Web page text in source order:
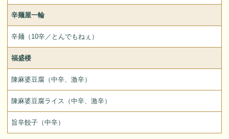
辛麺屋一輪
辛麺（10辛／とんでもねぇ）
福盛楼
陳麻婆豆腐（中辛、激辛）
陳麻婆豆腐ライス（中辛、激辛）
旨辛餃子（中辛）